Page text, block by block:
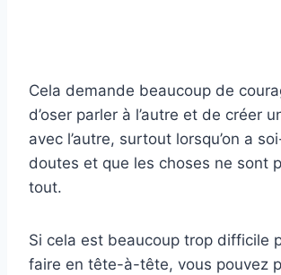
Cela demande beaucoup de
d’oser parler à l’autre et de créer
avec l’autre, surtout lorsqu’on a
doutes et que les choses ne sont
tout.
Si cela est beaucoup trop difficile
faire en tête-à-tête, vous pouvez